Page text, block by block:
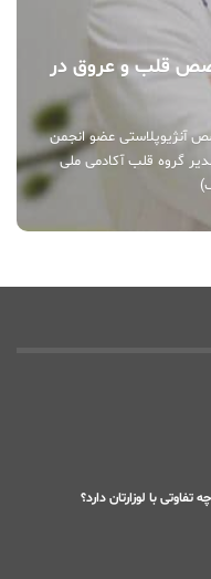
قلب و عروق در
عضو انجمن
گروه قلب آکادمی ملی
با لوزارتان دارد؟